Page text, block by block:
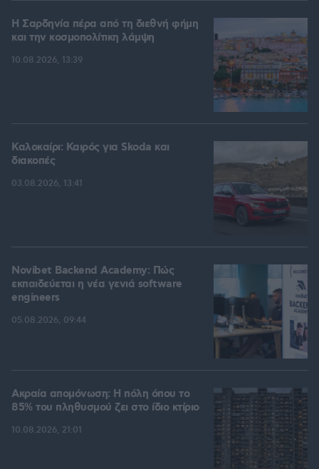
Η Σαρδηνία πέρα από τη διεθνή φήμη
και την κοσμοπολίτικη λάμψη
10.08.2026, 13:39
Καλοκαίρι: Καιρός για Skoda και
διακοπές
03.08.2026, 13:41
Novibet Backend Academy: Πώς
εκπαιδεύεται η νέα γενιά software
engineers
05.08.2026, 09:44
Ακραία απομόνωση: Η πόλη όπου το
85% του πληθυσμού ζει στο ίδιο κτίριο
10.08.2026, 21:01